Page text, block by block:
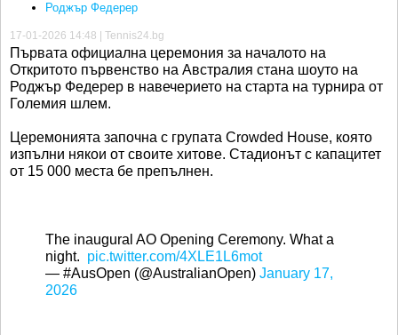
Роджър Федерер
17-01-2026 14:48 | Tennis24.bg
Първата официална церемония за началото на
Откритото първенство на Австралия стана шоуто на
Роджър Федерер в навечерието на старта на турнира от
Големия шлем.
Церемонията започна с групата Crowded House, която
изпълни някои от своите хитове. Стадионът с капацитет
от 15 000 места бе препълнен.
The inaugural AO Opening Ceremony. What a
night. pic.twitter.com/4XLE1L6mot
— #AusOpen (@AustralianOpen) January 17,
2026